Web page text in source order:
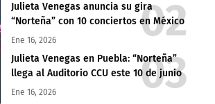
Julieta Venegas anuncia su gira
“Norteña” con 10 conciertos en México
Ene 16, 2026
Julieta Venegas en Puebla: “Norteña”
llega al Auditorio CCU este 10 de junio
Ene 16, 2026